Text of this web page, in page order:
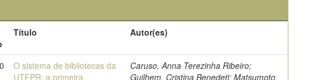
Título Autor(es)
O sistema de bibliotecas da
UTFPR: a primeira
Caruso, Anna Terezinha Ribeiro;
Guilhem, Cristina Benedeti; Matsumoto,